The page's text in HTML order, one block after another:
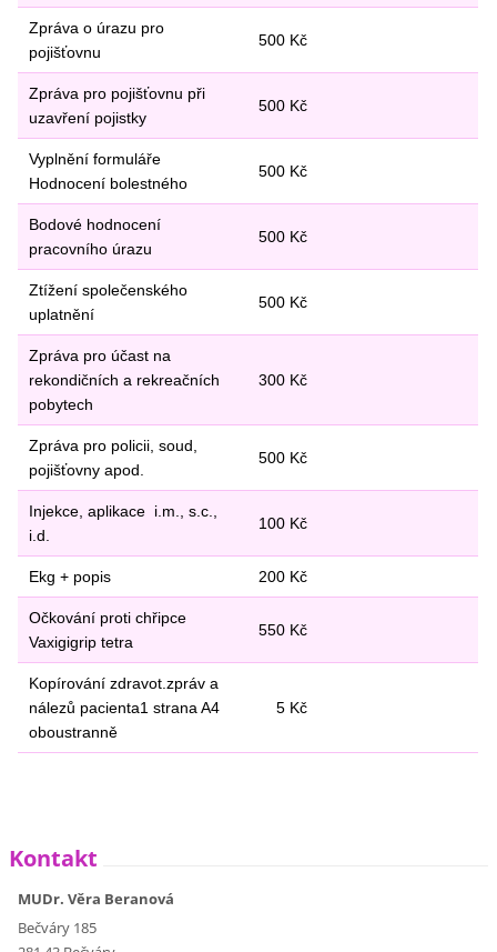
Zpráva o úrazu pro
pojišťovnu
500 Kč
Zpráva pro pojišťovnu při
uzavření pojistky
500 Kč
Vyplnění formuláře
Hodnocení bolestného
500 Kč
Bodové hodnocení
pracovního úrazu
500 Kč
Ztížení společenského
uplatnění
500 Kč
Zpráva pro účast na
rekondičních a rekreačních
pobytech
300 Kč
Zpráva pro policii, soud,
pojišťovny apod.
500 Kč
Injekce, aplikace i.m., s.c.,
i.d.
100 Kč
Ekg + popis 200 Kč
Očkování proti chřipce
Vaxigigrip tetra
550 Kč
Kopírování zdravot.zpráv a
nálezů pacienta1 strana A4
oboustranně
5 Kč
Kontakt
MUDr. Věra Beranová
Bečváry 185